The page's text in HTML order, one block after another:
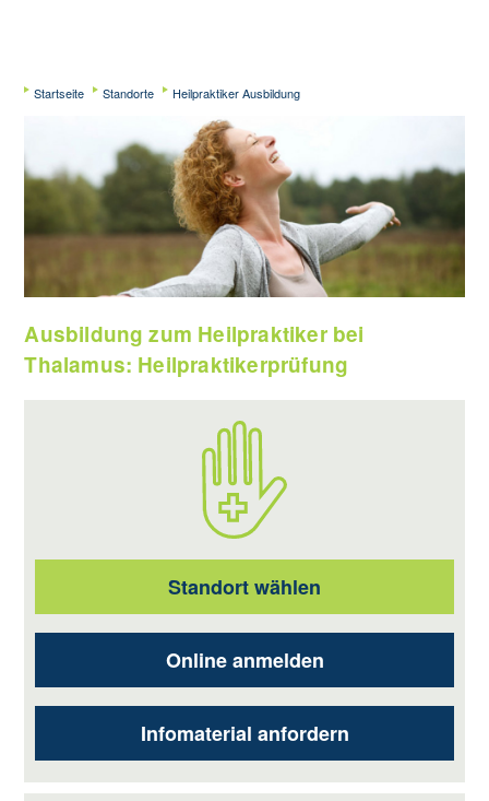
Startseite Standorte Heilpraktiker Ausbildung
Ausbildung zum Heilpraktiker bei
Thalamus: Heilpraktikerprüfung
Standort wählen
Online anmelden
Infomaterial anfordern